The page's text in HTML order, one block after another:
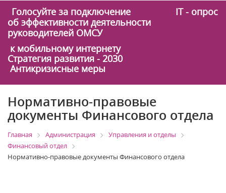
Голосуйте за подключение
IT - опрос
об эффективности деятельности
руководителей ОМСУ
к мобильному интернету
Стратегия развития - 2030
Антикризисные меры
Нормативно-правовые
документы Финансового отдела
Главная Администрация
Управления и отделы
Финансовый отдел
Нормативно-правовые документы Финансового отдела